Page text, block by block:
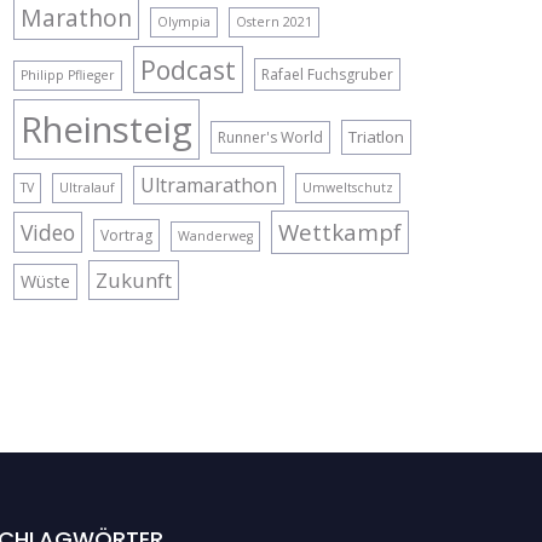
Marathon Olympia Ostern 2021
Philipp Pflieger Podcast Rafael Fuchsgruber
Rheinsteig Runner's World Triatlon
TV Ultralauf Ultramarathon Umweltschutz
Video Vortrag Wanderweg Wettkampf
Wüste Zukunft